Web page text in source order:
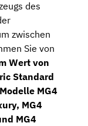
des
zwischen
Sie von
Wert von
Standard
MG4
MG4
MG4